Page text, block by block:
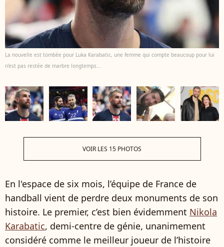
La nouvelle est tombée pour Luka Karabatic, une femme qui compte beaucoup pour lui
n'est pas restée de marbre longtemps...
VOIR LES 15 PHOTOS
En l'espace de six mois, l’équipe de France de
handball vient de perdre deux monuments de son
histoire. Le premier, c’est bien évidemment Nikola
Karabatic, demi-centre de génie, unanimement
considéré comme le meilleur joueur de l’histoire